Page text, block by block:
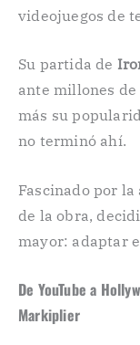
videojuegos de
Su partida de
ante millones
más su
no terminó ahí.
Fascinado por
de la obra,
mayor: adaptar
De YouTube a
Markiplier